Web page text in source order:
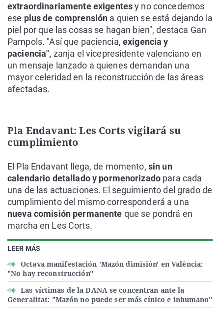
LEER MÁS
Octava manifestación 'Mazón dimisión' en València:
"No hay reconstrucción"
Las víctimas de la DANA se concentran ante la
Generalitat: "Mazón no puede ser más cínico e inhumano"
extraordinariamente exigentesy no concedemos
ese plus de comprensión a quien se está dejando la
piel por que las cosas se hagan bien", destaca Gan
Pampols. "Así que paciencia,exigencia y
paciencia", zanja el vicepresidente valenciano en
un mensaje lanzado a quienes demandan una
mayor celeridad en la reconstrucción de las áreas
afectadas.
Pla Endavant: Les Corts vigilará su
cumplimiento
El Pla Endavant llega, de momento, sin un
calendario detallado y pormenorizado para cada
una de las actuaciones. El seguimiento del grado de
cumplimiento del mismo corresponderá a una
nueva comisión permanente que se pondrá en
marcha en Les Corts.